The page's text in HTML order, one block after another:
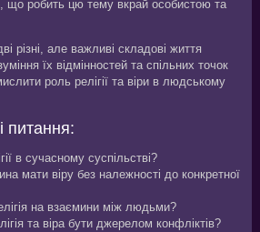
що робить цю тему вкрай особистою та
різні, але важливі складові життя
їх відмінностей та спільних точок
роль релігії та віри в людському
питання:
в сучасному суспільстві?
мати віру без належності до конкретної
на взаємини між людьми?
та віра бути джерелом конфліктів?